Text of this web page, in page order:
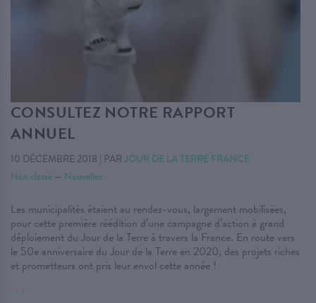
CONSULTEZ NOTRE RAPPORT
ANNUEL
10 DÉCEMBRE 2018 | PAR JOUR DE LA TERRE FRANCE
Non classé — Nouvelles
Les municipalités étaient au rendez-vous, largement mobilisées,
pour cette première réédition d’une campagne d’action à grand
déploiement du Jour de la Terre à travers la France. En route vers
le 50e anniversaire du Jour de la Terre en 2020, des projets riches
et prometteurs ont pris leur envol cette année !
. . .